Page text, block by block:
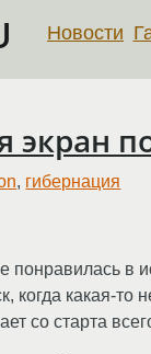
Новости
экран
, гибернация
понравилась в
когда какая-
со старта